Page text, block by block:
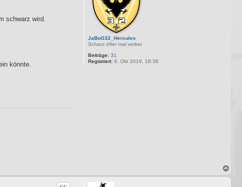
JaBoG32_Hercules
Schaut öfter mal vorbei
Beiträge: 31
Registriert: 6. Okt 2019, 18:38
schwarz wird.
könnte.